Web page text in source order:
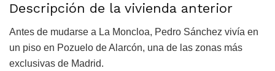
Descripción de la vivienda anterior
Antes de mudarse a La Moncloa, Pedro Sánchez vivía en
un piso en Pozuelo de Alarcón, una de las zonas más
exclusivas de Madrid.